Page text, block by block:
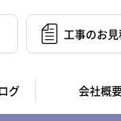
工事のお
グ 会社概